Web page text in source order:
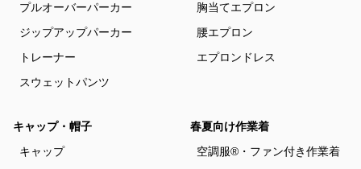
プルオーバーパーカー
ジップアップパーカー
トレーナー
スウェットパンツ
胸当てエプロン
腰エプロン
エプロンドレス
キャップ・帽子
キャップ
春夏向け作業着
空調服®・ファン付き作業着